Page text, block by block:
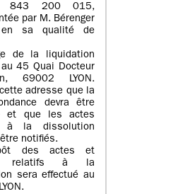
843 200 015,
par M. Bérenger
sa qualité de
de la liquidation
au45 Quai Docteur
69002 LYON.
adresse que la
devra être
et que les actes
à la dissolution
notifiés.
des actes et
relatifs à la
sera effectué au
LYON.